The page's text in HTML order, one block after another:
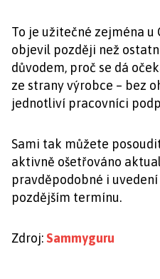
To je užitečné zejména u
objevil později než
důvodem, proč se dá
ze strany výrobce – bez
jednotliví pracovníci
Sami tak můžete
aktivně ošetřováno
pravděpodobné i uvedení
pozdějším termínu.
Zdroj: Sammyguru